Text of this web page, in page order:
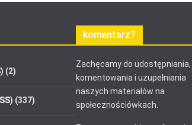
) (2)
) (337)
komentarz?
Zachęcamy do udostępniania,
komentowania i uzupełniania
naszych materiałów na
społecznościówkach.